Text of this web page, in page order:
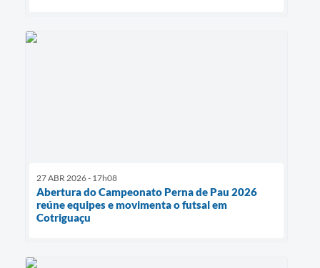
27 ABR 2026 - 17h08
Abertura do Campeonato Perna de Pau 2026
reúne equipes e movimenta o futsal em
Cotriguaçu